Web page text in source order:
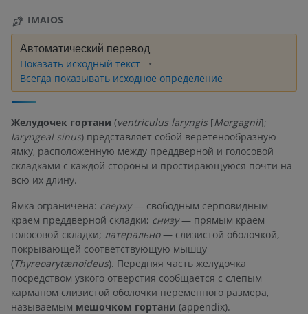
IMAIOS
Автоматический перевод
Показать исходный текст
Всегда показывать исходное определение
Желудочек гортани (ventriculus laryngis [Morgagnii];
laryngeal sinus) представляет собой веретенообразную
ямку, расположенную между преддверной и голосовой
складками с каждой стороны и простирающуюся почти на
всю их длину.
Ямка ограничена: сверху— свободным серповидным
краем преддверной складки; снизу— прямым краем
голосовой складки; латерально— слизистой оболочкой,
покрывающей соответствующую мышцу
(Thyreoarytænoideus). Передняя часть желудочка
посредством узкого отверстия сообщается с слепым
карманом слизистой оболочки переменного размера,
называемым мешочком гортани (appendix).